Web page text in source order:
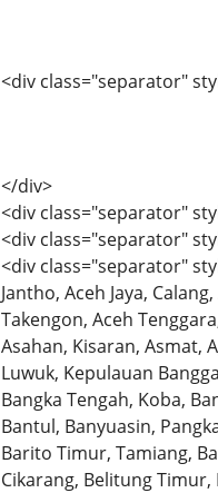
<div class="separator"
</div>
<div class="separator"
<div class="separator"
<div class="separator"
Jantho, Aceh Jaya,
Takengon, Aceh
Asahan, Kisaran, Asmat,
Luwuk, Kepulauan
Bangka Tengah, Koba,
Bantul, Banyuasin,
Barito Timur, Tamiang,
Cikarang, Belitung